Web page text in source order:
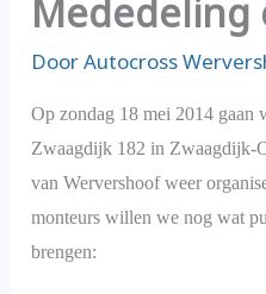
Mededeling
DoorAutocross
Op zondag 18 mei 2014 gaan
Zwaagdijk 182 in Zwaagdijk-
van Wervershoof weer
monteurs willen we nog wat
brengen: